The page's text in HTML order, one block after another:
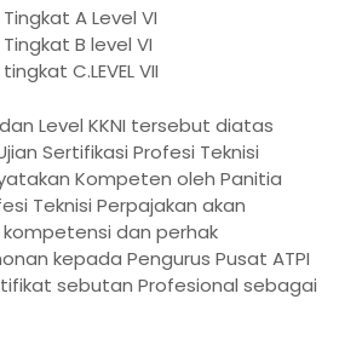
A Level VI
B level VI
C.LEVEL VII
Level KKNI tersebut diatas
Sertifikasi Profesi Teknisi
Kompeten oleh Panitia
Teknisi Perpajakan akan
dan perhak
kepada Pengurus Pusat ATPI
sebutan Profesional sebagai